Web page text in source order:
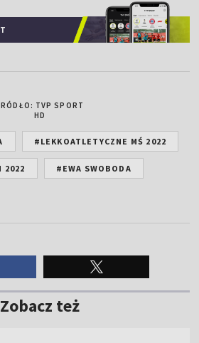
TVP SPORT
HD
#LEKKOATLETYCZNE MŚ 2022
2022 #EWA SWOBODA
Zobacz też